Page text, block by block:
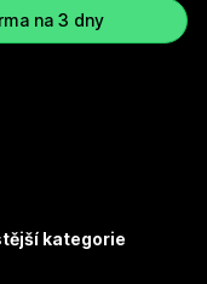
na 3 dny
kategorie